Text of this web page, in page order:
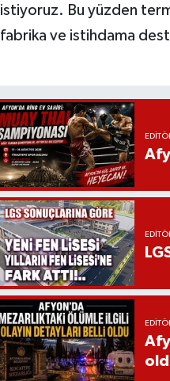
istiyoruz. Bu yüzden
fabrika ve istihdama